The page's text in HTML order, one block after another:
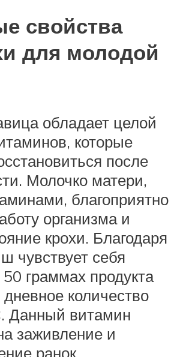
свойства
для молодой
обладает целой
которые
после
Молочко матери,
благоприятно
организма и
крохи. Благодаря
чувствует себя
граммах продукта
количество
Данный витамин
заживление и
ранок.